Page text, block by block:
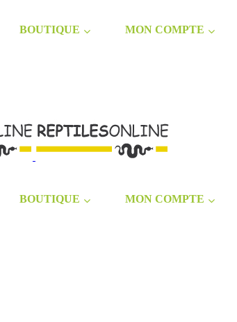
BOUTIQUE MON COMPTE
BOUTIQUE MON COMPTE